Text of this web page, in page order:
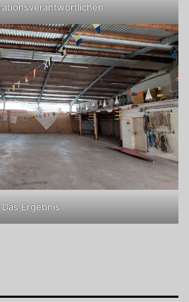
Das Ergebnis